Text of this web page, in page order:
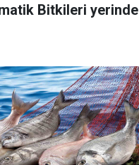
Bitkileri yerinde